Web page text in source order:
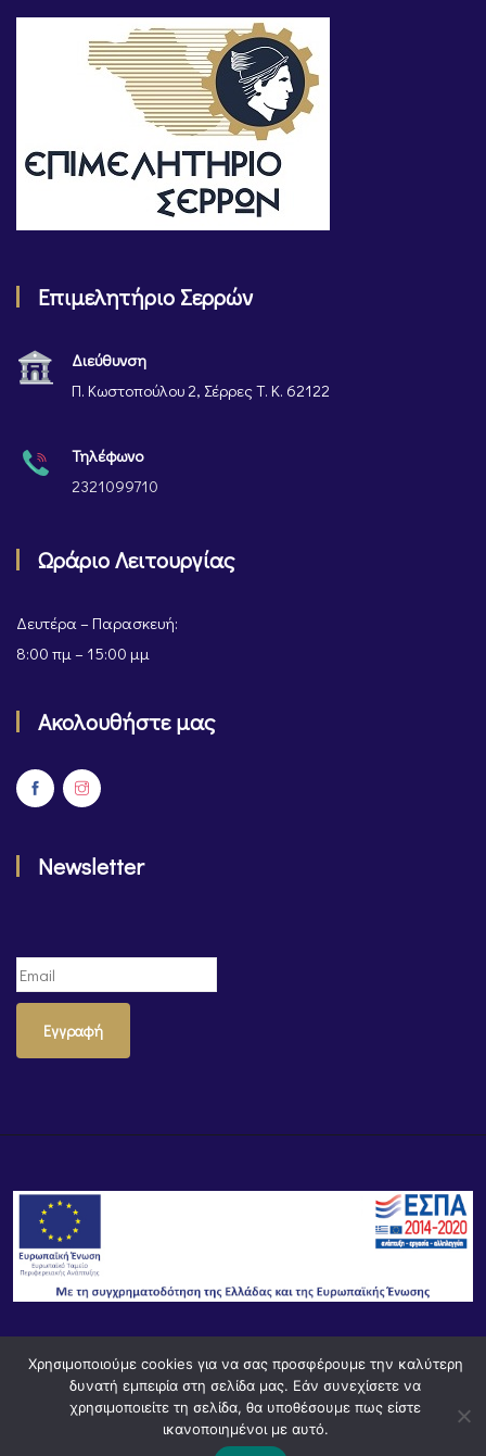
Επιμελητήριο Σερρών
Διεύθυνση
Π. Κωστοπούλου 2, Σέρρες Τ. Κ. 62122
Τηλέφωνο
2321099710
Ωράριο Λειτουργίας
Δευτέρα – Παρασκευή:
8:00 πμ – 15:00 μμ
Ακολουθήστε μας
Newsletter
Εγγραφή
© Powered byKnowledge AE
Χρησιμοποιούμε cookies για να σας προσφέρουμε την καλύτερη
δυνατή εμπειρία στη σελίδα μας. Εάν συνεχίσετε να
χρησιμοποιείτε τη σελίδα, θα υποθέσουμε πως είστε
ικανοποιημένοι με αυτό.